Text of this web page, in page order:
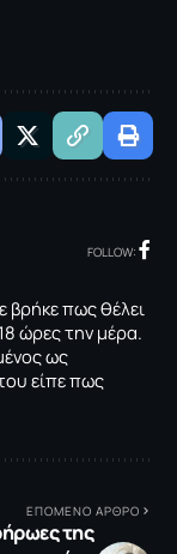
FOLLOW:
βρήκε πως θέλει
ώρες την μέρα.
ως
είπε πως
ΕΠΟΜΕΝΟ ΑΡΘΡΟ
της